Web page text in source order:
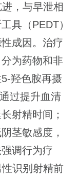
，与早泄相
具（PEDT）
成因。治疗
为药物和非
羟色胺再摄
过提升血清
射精时间；
茎敏感度，
调行为疗
识别射精前